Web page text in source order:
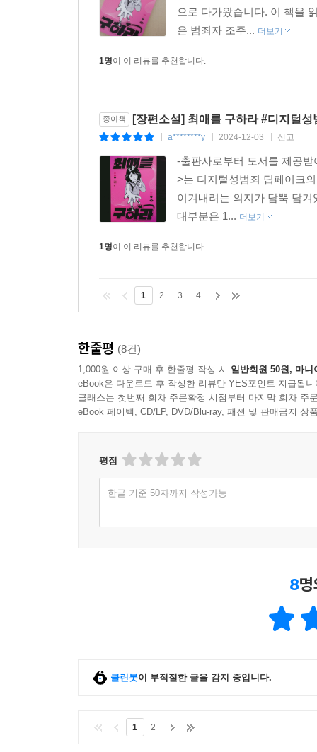
으로 다가왔습니다. 이 책을
은 범죄자 조주... 더보기
1명이 이 리뷰를 추천합니다.
종이책 [장편소설] 최애를 구하라 #디지털성
a********y 2024-12-03 신고
-출판사로부터 도서를 제공
>는 디지털성범죄 딥페이크
이겨내려는 의지가 담뿍 담
대부분은 1... 더보기
1명이 이 리뷰를 추천합니다.
1 2 3 4
한줄평 (8건)
1,000원 이상 구매 후 한줄평 작성 시 일반회원 50원, 마니
eBook은 다운로드 후 작성한 리뷰만 YES포인트 지급됩니
클래스는 첫번째 회차 주문확정 시점부터 마지막 회차 주
eBook 페이백, CD/LP, DVD/Blu-ray, 패션 및 판매금지 상
평점
한글 기준 50자까지 작성가능
8
클린봇이 부적절한 글을 감지 중입니다.
1 2